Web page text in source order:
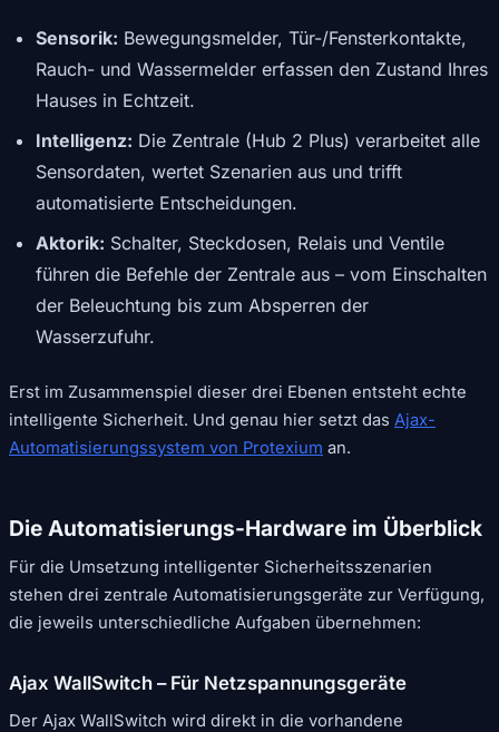
Sensorik: Bewegungsmelder, Tür-/Fensterkontakte,
Rauch- und Wassermelder erfassen den Zustand Ihres
Hauses in Echtzeit.
Intelligenz: Die Zentrale (Hub 2 Plus) verarbeitet alle
Sensordaten, wertet Szenarien aus und trifft
automatisierte Entscheidungen.
Aktorik: Schalter, Steckdosen, Relais und Ventile
führen die Befehle der Zentrale aus – vom Einschalten
der Beleuchtung bis zum Absperren der
Wasserzufuhr.
Erst im Zusammenspiel dieser drei Ebenen entsteht echte
intelligente Sicherheit. Und genau hier setzt das Ajax-
Automatisierungssystem von Protexium an.
Die Automatisierungs-Hardware im Überblick
Für die Umsetzung intelligenter Sicherheitsszenarien
stehen drei zentrale Automatisierungsgeräte zur Verfügung,
die jeweils unterschiedliche Aufgaben übernehmen:
Ajax WallSwitch – Für Netzspannungsgeräte
Der Ajax WallSwitch wird direkt in die vorhandene